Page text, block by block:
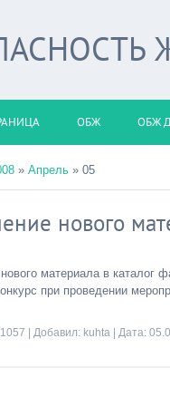
ОБЖ ОБЖ
» Апрель » 05
нового
материала в
при проведении
| Добавил: kuhta | Дата: